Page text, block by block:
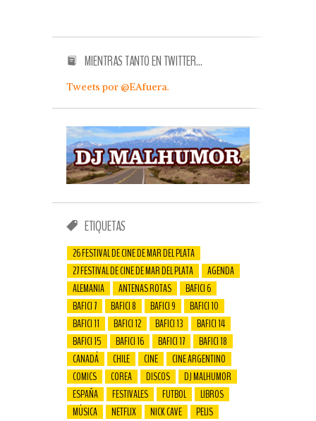
MIENTRAS TANTO EN TWITTER…
Tweets por @EAfuera.
ETIQUETAS
26 FESTIVAL DE CINE DE MAR DEL PLATA
27 FESTIVAL DE CINE DE MAR DEL PLATA
AGENDA
ALEMANIA
ANTENAS ROTAS
BAFICI 6
BAFICI 7
BAFICI 8 BAFICI 9
BAFICI 10
BAFICI 11
BAFICI 12 BAFICI 13
BAFICI 14
BAFICI 15
BAFICI 16 BAFICI 17
BAFICI 18
CANADÁ
CHILE CINE
CINE ARGENTINO
COMICS
COREA DISCOS
DJ MALHUMOR
ESPAÑA
FESTIVALES FUTBOL
LIBROS
MÚSICA
NETFLIX NICK CAVE
PELIS